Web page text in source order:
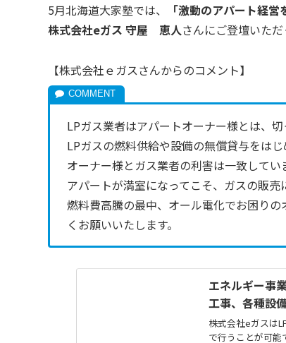
5月北海道大家塾では、 「激動のアパート経
株式会社eガス 守屋 恵人さんにご登壇いただ
【株式会社ｅガスさんからのコメント】
LPガス業者はアパートオーナー様とは、
LPガスの燃料供給や設備の無償貸与をは
オーナー様とガス業者の利害は一致してい
アパートが満室になってこそ、ガスの販売
燃料費高騰の最中、オール電化でお困りの
くお願いいたします。
エネルギー事
工事、各種設
株式会社eガスは
で行うことが可能